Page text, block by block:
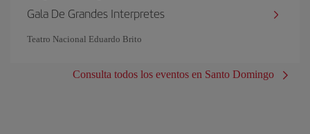
Gala De Grandes Interpretes
Teatro Nacional Eduardo Brito
Consulta todos los eventos en Santo Domingo